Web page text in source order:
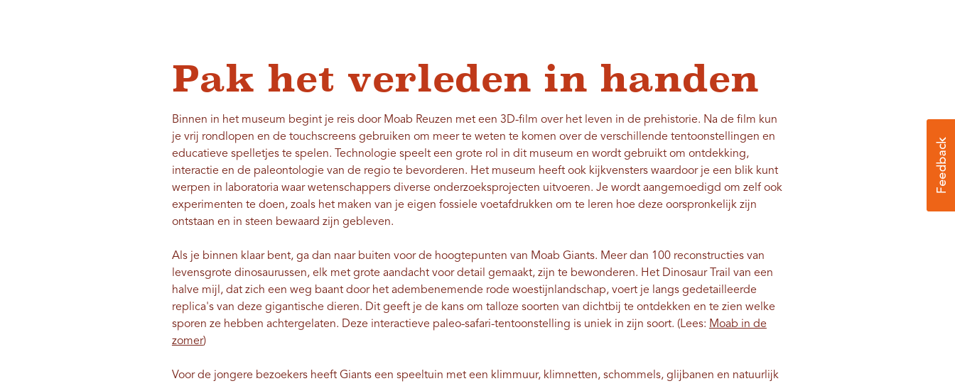
Pak het verleden in handen
Binnen in het museum begint je reis door Moab Reuzen met een 3D-film over het leven in de prehistorie. Na de film kun
je vrij rondlopen en de touchscreens gebruiken om meer te weten te komen over de verschillende tentoonstellingen en
educatieve spelletjes te spelen. Technologie speelt een grote rol in dit museum en wordt gebruikt om ontdekking,
interactie en de paleontologie van de regio te bevorderen. Het museum heeft ook kijkvensters waardoor je een blik kunt
werpen in laboratoria waar wetenschappers diverse onderzoeksprojecten uitvoeren. Je wordt aangemoedigd om zelf ook
experimenten te doen, zoals het maken van je eigen fossiele voetafdrukken om te leren hoe deze oorspronkelijk zijn
ontstaan ​​en in steen bewaard zijn gebleven.
Als je binnen klaar bent, ga dan naar buiten voor de hoogtepunten van Moab Giants. Meer dan 100 reconstructies van
levensgrote dinosaurussen, elk met grote aandacht voor detail gemaakt, zijn te bewonderen. Het Dinosaur Trail van een
halve mijl, dat zich een weg baant door het adembenemende rode woestijnlandschap, voert je langs gedetailleerde
replica's van deze gigantische dieren. Dit geeft je de kans om talloze soorten van dichtbij te ontdekken en te zien welke
sporen ze hebben achtergelaten. Deze interactieve paleo-safari-tentoonstelling is uniek in zijn soort. (Lees: Moab in de
zomer)
Voor de jongere bezoekers heeft Giants een speeltuin met een klimmuur, klimnetten, schommels, glijbanen en natuurlijk